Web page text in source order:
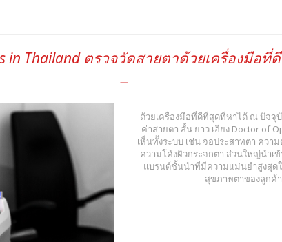
in Thailand ตรวจวัดสายตาด้วยเครื่องมือที่
ด้วยเครื่องมือที่ดีที่สุดที่หาได้ ณ ปัจจุบั
ค่าสายตา สั้น ยาว เอียง Doctor of
เห็นทั้งระบบ เช่น จอประสาทตา ควา
ความโค้งผิวกระจกตา ส่วนใหญ่นำเข้
แบรนด์ชั้นนำที่มีความแม่นยำสูงสุด
สุขภาพตาของลูกค้